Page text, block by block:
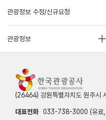
관광정보 수정/신규요청
관광정보
(26464) 강원특별자치도 원주시
대표전화 033-738-3000 (유료,